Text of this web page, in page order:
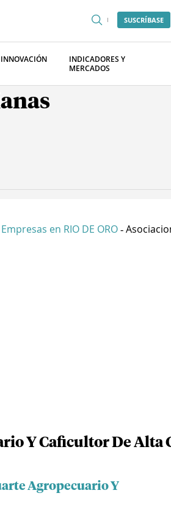
SUSCRÍBASE
INNOVACIÓN
INDICADORES Y
MERCADOS
Empresas en RIO DE ORO -
Y Caficultor De Alta
Agropecuario Y